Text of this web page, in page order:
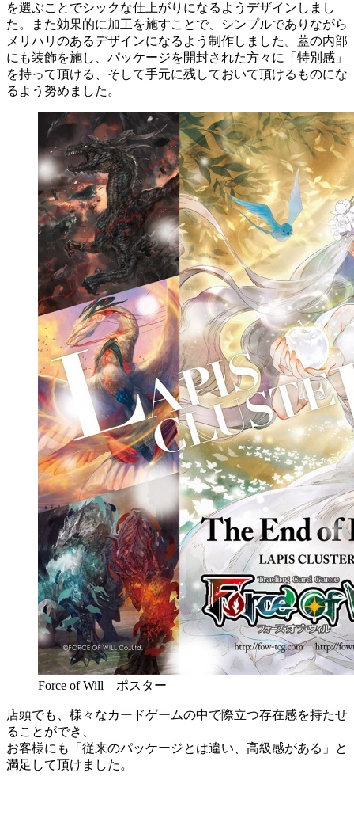
を選ぶことでシックな仕上がりになるようデザインしまし
た。また効果的に加工を施すことで、シンプルでありながら
メリハリのあるデザインになるよう制作しました。蓋の内部
にも装飾を施し、パッケージを開封された方々に「特別感」
を持って頂ける、そして手元に残しておいて頂けるものにな
るよう努めました。
Force of Will ポスター
店頭でも、様々なカードゲームの中で際立つ存在感を持たせ
ることができ、
お客様にも「従来のパッケージとは違い、高級感がある」と
満足して頂けました。